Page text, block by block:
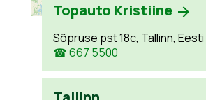
Leaflet
Topauto Kristiine
Sõpruse pst 18c, Tallinn, Eesti
☎ 667 5500